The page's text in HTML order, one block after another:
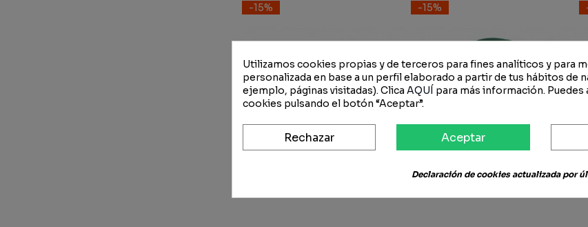
-15% -15%
Utilizamos cookies propias y de terceros para fines analíticos y para
personalizada en base a un perfil elaborado a partir de tus hábitos de
ejemplo, páginas visitadas). Clica AQUÍ para más información. Puedes
cookies pulsando el botón “Aceptar”.
Rechazar Aceptar
Declaración de cookies actualizada por